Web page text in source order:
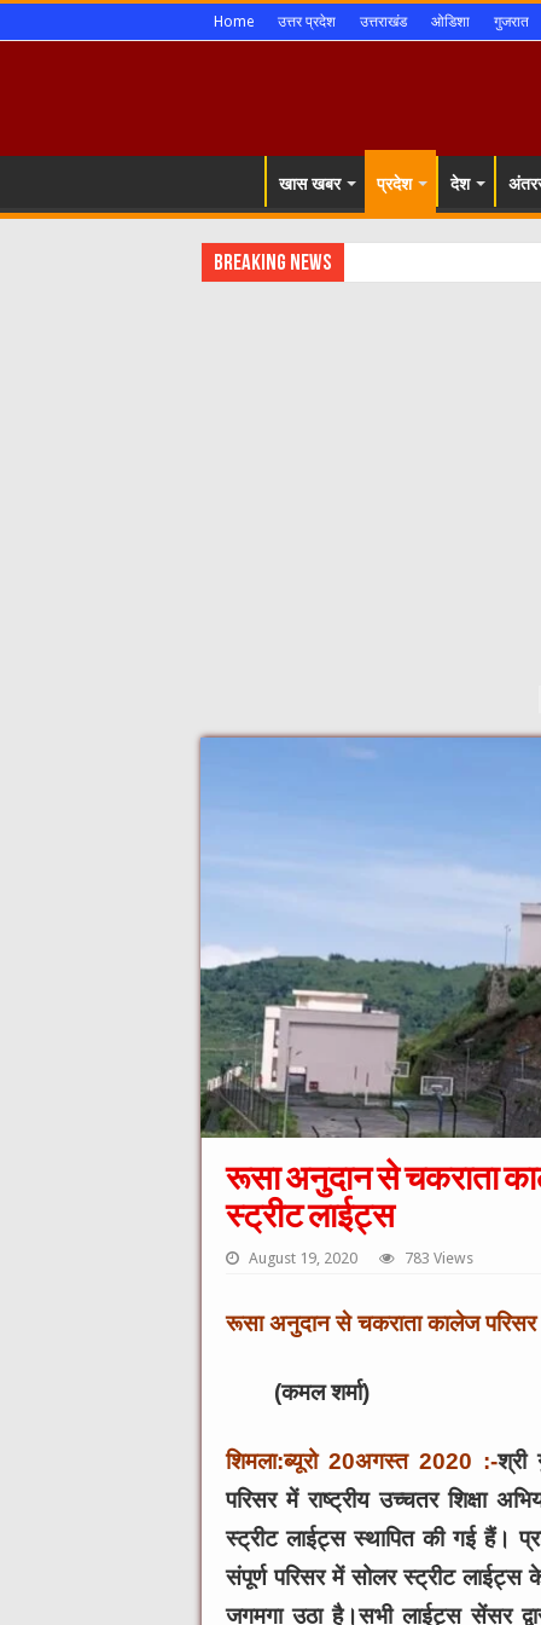
Home उत्तर प्रदेश उत्तराखंड ओडिशा गुजरात
खास खबर प्रदेश देश
Breaking News
रूसा अनुदान से चकराता
स्ट्रीट लाईट्स
August 19, 2020 783 Views
रूसा अनुदान से चकराता कालेज परिसर
(कमल शर्मा)
शिमला:ब्यूरो 20अगस्त 2020 :-श्री
परिसर में राष्ट्रीय उच्चतर शिक्षा
स्ट्रीट लाईट्स स्थापित की गई हैं।
संपूर्ण परिसर में सोलर स्ट्रीट लाईट्स
जगमगा उठा है।सभी लाईट्स सेंसर